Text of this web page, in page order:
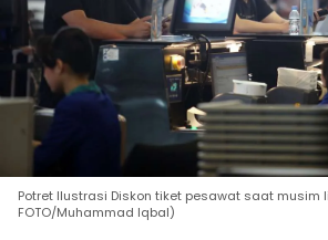
Potret Ilustrasi Diskon tiket pesawat saat musim
FOTO/Muhammad Iqbal)